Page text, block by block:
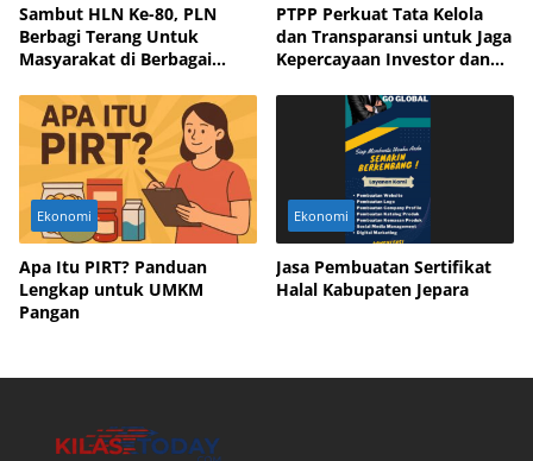
Sambut HLN Ke-80, PLN
Berbagi Terang Untuk
Masyarakat di Berbagai
PTPP Perkuat Tata Kelola
dan Transparansi untuk Jaga
Kepercayaan Investor dan
Ekonomi
Apa Itu PIRT? Panduan
Lengkap untuk UMKM
Pangan
Ekonomi
Jasa Pembuatan Sertifikat
Halal Kabupaten Jepara